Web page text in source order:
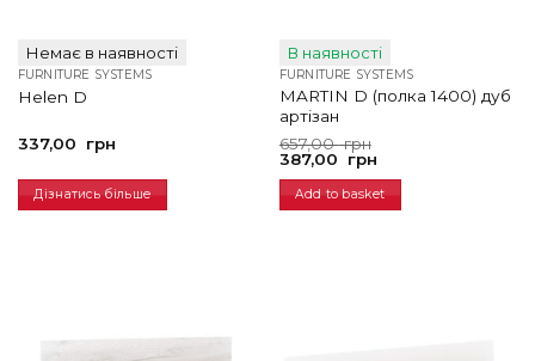
Немає в наявності
FURNITURE SYSTEMS
Helen D
337,00 грн
Дізнатись більше
В наявності
FURNITURE SYSTEMS
MARTIN D (полка 1400) дуб
артізан
657,00грн
Original
price
was:
657,00
грн.
387,00 грн
Current
price
387,00
грн.
Add to basket